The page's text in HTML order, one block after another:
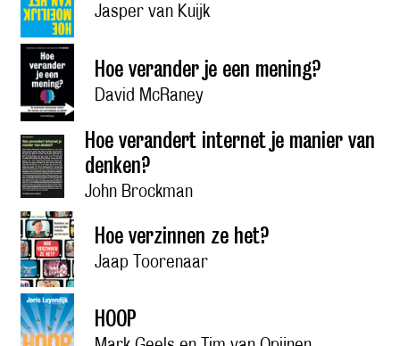
Jasper van Kuijk
Hoe verander je een mening?
David McRaney
Hoe verandert internet je manier van
denken?
John Brockman
Hoe verzinnen ze het?
Jaap Toorenaar
HOOP